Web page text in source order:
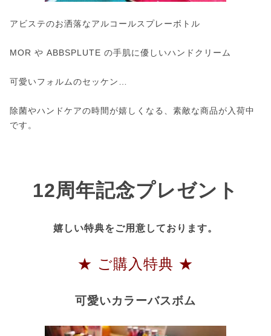
アビステのお洒落なアルコールスプレーボトル
MOR や ABBSPLUTE の手肌に優しいハンドクリーム
可愛いフォルムのセッケン…
除菌やハンドケアの時間が嬉しくなる、素敵な商品が入荷中
です。
12周年記念プレゼント
嬉しい特典をご用意しております。
★ ご購入特典 ★
可愛いカラーバスボム